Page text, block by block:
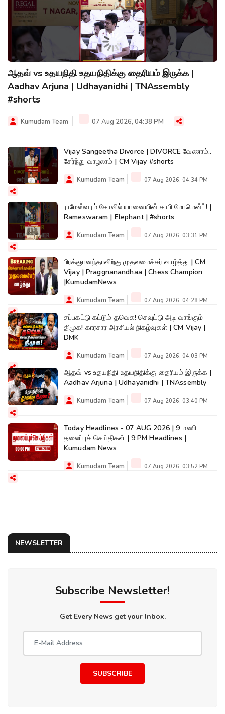
ஆதவ் vs உதயநிதி உதயநிதிக்கு தைரியம் இருக்க |
Aadhav Arjuna | Udhayanidhi | TNAssembly
#shorts
Kumudam Team 07 Aug 2026, 04:38 PM
Vijay Sangeetha Divorce | DIVORCE வேணாம்..
சேர்ந்து வாழலாம் | CM Vijay #shorts
Kumudam Team 07 Aug 2026, 04:34 PM
ராமேஸ்வரம் கோவில் யானையின் காபி மோமென்ட்! |
Rameswaram | Elephant | #shorts
Kumudam Team 07 Aug 2026, 03:31 PM
பிரக்ஞானந்தாவிற்கு முதலமைச்சர் வாழ்த்து | CM
Vijay | Praggnanandhaa | Chess Champion
|KumudamNews
Kumudam Team 07 Aug 2026, 04:28 PM
சப்பகட்டு கட்டும் தவெக! செவுட்டு அடி வாங்கும்
திமுக! காரசார அரசியல் நிகழ்வுகள் | CM Vijay |
DMK
Kumudam Team 07 Aug 2026, 04:03 PM
ஆதவ் vs உதயநிதி உதயநிதிக்கு தைரியம் இருக்க |
Aadhav Arjuna | Udhayanidhi | TNAssembly
Kumudam Team 07 Aug 2026, 03:40 PM
Today Headlines - 07 AUG 2026 | 9 மணி
தலைப்புச் செய்திகள் | 9 PM Headlines |
Kumudam News
Kumudam Team 07 Aug 2026, 03:52 PM
NEWSLETTER
Subscribe Newsletter!
Get Every News get your Inbox.
SUBSCRIBE